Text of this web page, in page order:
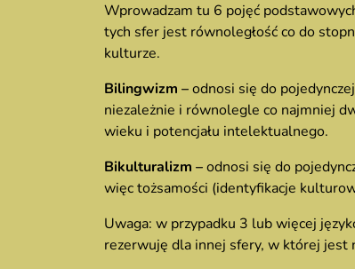
Wprowadzam tu 6 pojęć
tych sfer jest równoległość co do
kulturze.
Bilingwizm –odnosi się do
niezależnie i równolegle co najmniej
wieku i potencjału intelektualnego.
Bikulturalizm –odnosi się do
więc tożsamości (identyfikacje
Uwaga: w przypadku 3 lub więcej
rezerwuję dla innej sfery, w której jest